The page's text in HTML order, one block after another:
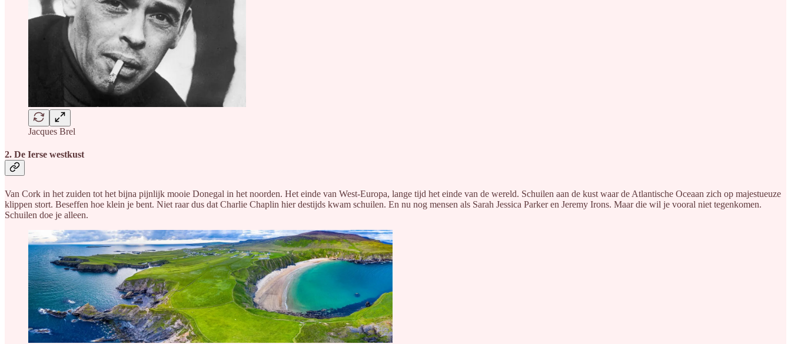
Jacques Brel
2. De Ierse westkust
Van Cork in het zuiden tot het bijna pijnlijk mooie Donegal in het noorden. Het einde van West-Europa, lange tijd het einde van de wereld. Schuilen aan de kust waar de Atlantische Oceaan zich op majestueuze
klippen stort. Beseffen hoe klein je bent. Niet raar dus dat Charlie Chaplin hier destijds kwam schuilen. En nu nog mensen als Sarah Jessica Parker en Jeremy Irons. Maar die wil je vooral niet tegenkomen.
Schuilen doe je alleen.